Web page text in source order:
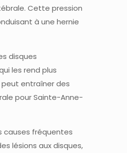
Cette pression
à une hernie
disques
les rend plus
entraîner des
pour Sainte-Anne-
causes fréquentes
lésions aux disques,